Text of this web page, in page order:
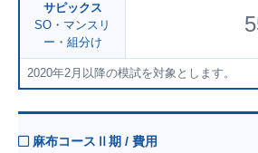
サピックス
SO・マンスリ
ー・組分け
2020年2月以降の模試を対象とします。
麻布コースⅡ期 / 費用